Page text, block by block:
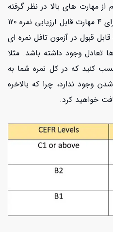
مهارت های بالا در نظر گرفته
شده نمره 30 می‌باشد. جمعا برای 4 مهارت قابل ارزیابی نمره 120
قبول در آزمون تافل نمره ای
وجود داشته باشد. مثلا
هر مهارت نمره 20 را کسب کنید که در کل نمره شما به
وجود ندارد، چرا که بالاخره